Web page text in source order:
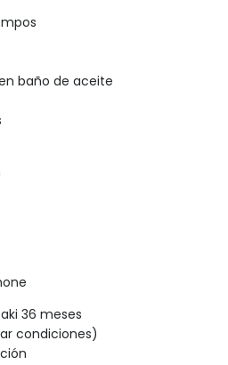
baño de aceite
36 meses
condiciones)